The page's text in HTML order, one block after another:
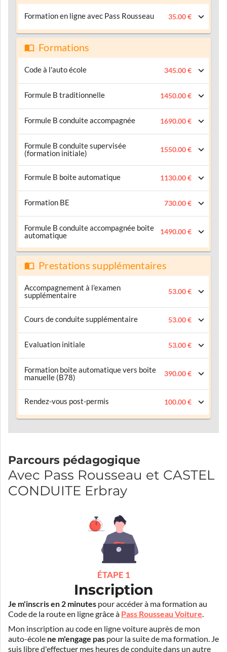
Formation en ligne avec Pass Rousseau 35.00 €
Formations
Code à l'auto école 345.00 €
Formule B traditionnelle 1450.00 €
Formule B conduite accompagnée 1690.00 €
Formule B conduite supervisée
(formation initiale)
1550.00 €
Formule B boite automatique 1130.00 €
Formation BE 730.00 €
Formule B conduite accompagnée boite
automatique
1490.00 €
Prestations supplémentaires
Accompagnement à l’examen
supplémentaire
53.00 €
Cours de conduite supplémentaire 53.00 €
Evaluation initiale 53.00 €
Formation boite automatique vers boite
manuelle (B78)
390.00 €
Rendez-vous post-permis 100.00 €
Parcours pédagogique
Avec Pass Rousseau et CASTEL
CONDUITE Erbray
ÉTAPE 1
Inscription
Je m'inscris en 2 minutes pour accéder à ma formation au
Code de la route en ligne grâce à Pass Rousseau Voiture.
Mon inscription au code en ligne voiture auprès de mon
auto-école ne m'engage pas pour la suite de ma formation. Je
suis libre d'effectuer mes heures de conduite dans un autre